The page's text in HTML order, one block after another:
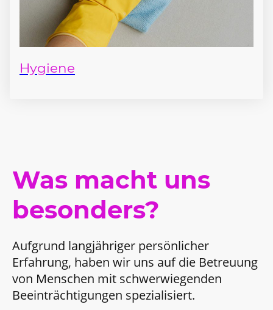
Hygiene
Was macht uns
besonders?
Aufgrund langjähriger persönlicher
Erfahrung, haben wir uns auf die Betreuung
von Menschen mit schwerwiegenden
Beeinträchtigungen spezialisiert.